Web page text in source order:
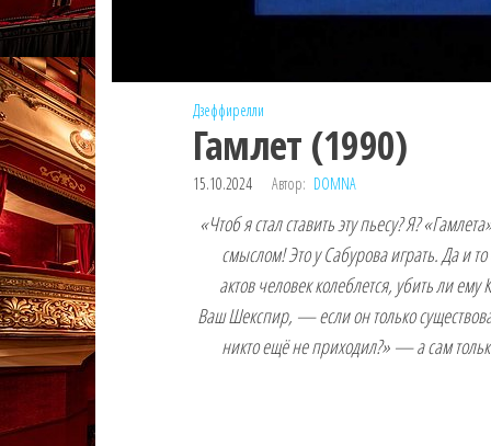
Дзеффирелли
Гамлет (1990)
15.10.2024 Автор: DOMNA
«Чтоб я стал ставить эту пьесу? Я?
смыслом! Это у Сабурова играть. Да и
актов человек колеблется, убить ли
Ваш Шекспир, — если он только
никто ещё не приходил?» — а сам